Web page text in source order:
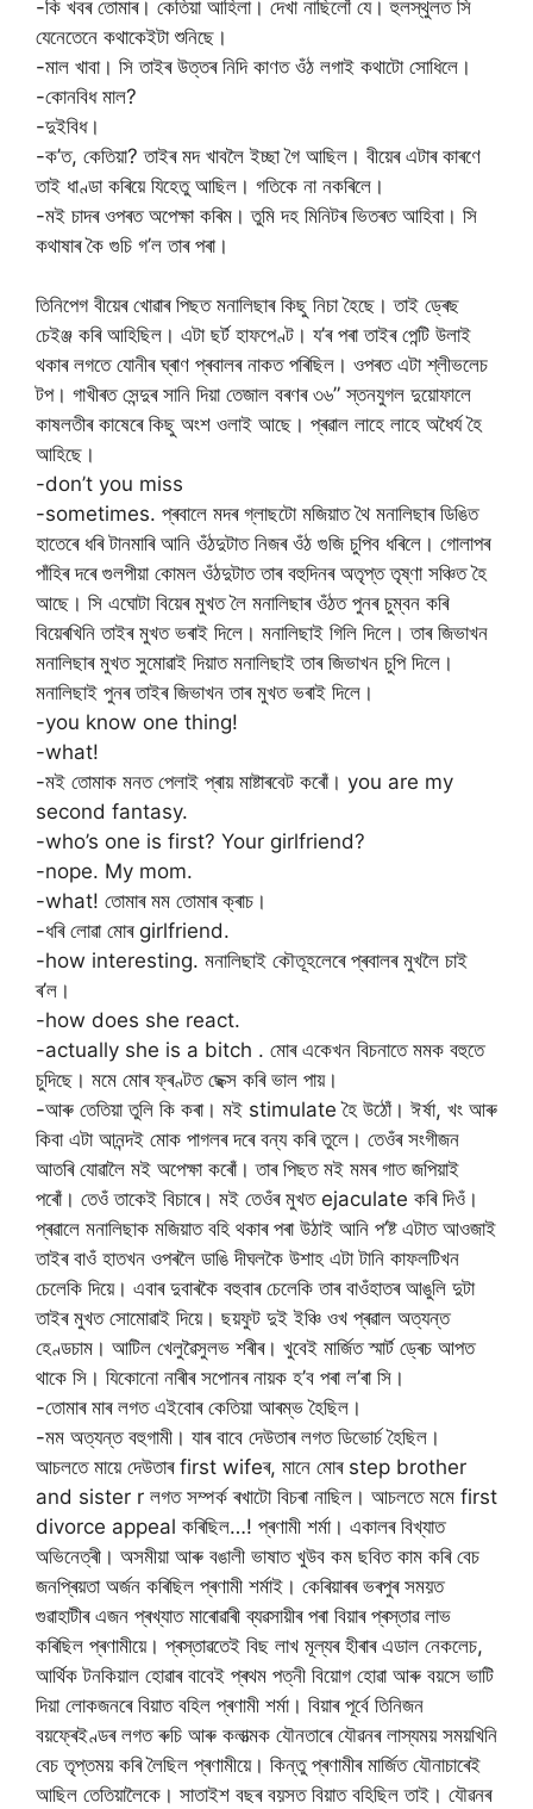
-কি খবৰ তোমাৰ। কেতিয়া আহিলা। দেখা নাছিলোঁ যে। হুলস্থুলত সি
যেনেতেনে কথাকেইটা শুনিছে।
-মাল খাবা। সি তাইৰ উত্তৰ নিদি কাণত ওঁঠ লগাই কথাটো সোধিলে।
-কোনবিধ মাল?
-দুইবিধ।
-ক’ত, কেতিয়া? তাইৰ মদ খাবলৈ ইচ্ছা গৈ আছিল। বীয়েৰ এটাৰ কাৰণে
তাই ধাণ্ডা কৰিয়ে যিহেতু আছিল। গতিকে না নকৰিলে।
-মই চাদৰ ওপৰত অপেক্ষা কৰিম। তুমি দহ মিনিটৰ ভিতৰত আহিবা। সি
কথাষাৰ কৈ গুচি গ’ল তাৰ পৰা।
তিনিপেগ বীয়েৰ খোৱাৰ পিছত মনালিছাৰ কিছু নিচা হৈছে। তাই ড্ৰেছ
চেইঞ্জ কৰি আহিছিল। এটা ছৰ্ট হাফপেণ্ট। য’ৰ পৰা তাইৰ পেন্টি উলাই
থকাৰ লগতে যোনীৰ ঘ্ৰাণ প্ৰবালৰ নাকত পৰিছিল। ওপৰত এটা শ্লীভলেচ
টপ। গাখীৰত সেন্দুৰ সানি দিয়া তেজাল বৰণৰ ৩৬” স্তনযুগল দুয়োফালে
কাষলতীৰ কাষেৰে কিছু অংশ ওলাই আছে। প্ৰৱাল লাহে লাহে অধৈৰ্য হৈ
আহিছে।
-don’t you miss
-sometimes. প্ৰবালে মদৰ গ্লাছটো মজিয়াত থৈ মনালিছাৰ ডিঙিত
হাতেৰে ধৰি টানমাৰি আনি ওঁঠদুটাত নিজৰ ওঁঠ গুজি চুপিব ধৰিলে। গোলাপৰ
পাঁহিৰ দৰে গুলপীয়া কোমল ওঁঠদুটাত তাৰ বহুদিনৰ অতৃপ্ত তৃষ্ণা সঞ্চিত হৈ
আছে। সি এঘোটা বিয়েৰ মুখত লৈ মনালিছাৰ ওঁঠত পুনৰ চুম্বন কৰি
বিয়েৰখিনি তাইৰ মুখত ভৰাই দিলে। মনালিছাই গিলি দিলে। তাৰ জিভাখন
মনালিছাৰ মুখত সুমোৱাই দিয়াত মনালিছাই তাৰ জিভাখন চুপি দিলে।
মনালিছাই পুনৰ তাইৰ জিভাখন তাৰ মুখত ভৰাই দিলে।
-you know one thing!
-what!
-মই তোমাক মনত পেলাই প্ৰায় মাষ্টাৰবেট কৰোঁ। you are my
second fantasy.
-who’s one is first? Your girlfriend?
-nope. My mom.
-what! তোমাৰ মম তোমাৰ ক্ৰাচ।
-ধৰি লোৱা মোৰ girlfriend.
-how interesting. মনালিছাই কৌতূহলেৰে প্ৰবালৰ মুখলৈ চাই
ৰ’ল।
-how does she react.
-actually she is a bitch . মোৰ একেখন বিচনাতে মমক বহুতে
চুদিছে। মমে মোৰ ফ্ৰণ্টত ছেক্স কৰি ভাল পায়।
-আৰু তেতিয়া তুলি কি কৰা। মই stimulate হৈ উঠোঁ। ঈৰ্ষা, খং আৰু
কিবা এটা আনন্দই মোক পাগলৰ দৰে বন্য কৰি তুলে। তেওঁৰ সংগীজন
আতৰি যোৱালৈ মই অপেক্ষা কৰোঁ। তাৰ পিছত মই মমৰ গাত জপিয়াই
পৰোঁ। তেওঁ তাকেই বিচাৰে। মই তেওঁৰ মুখত ejaculate কৰি দিওঁ।
প্ৰৱালে মনালিছাক মজিয়াত বহি থকাৰ পৰা উঠাই আনি প’ষ্ট এটাত আওজাই
তাইৰ বাওঁ হাতখন ওপৰলৈ ডাঙি দীঘলকৈ উশাহ এটা টানি কাফলটিখন
চেলেকি দিয়ে। এবাৰ দুবাৰকৈ বহুবাৰ চেলেকি তাৰ বাওঁহাতৰ আঙুলি দুটা
তাইৰ মুখত সোমোৱাই দিয়ে। ছয়ফুট দুই ইঞ্চি ওখ প্ৰৱাল অত্যন্ত
হেণ্ডচাম। আটিল খেলুৱৈসুলভ শৰীৰ। খুবেই মাৰ্জিত স্মাৰ্ট ড্ৰেচ আপত
থাকে সি। যিকোনো নাৰীৰ সপোনৰ নায়ক হ’ব পৰা ল’ৰা সি।
-তোমাৰ মাৰ লগত এইবোৰ কেতিয়া আৰম্ভ হৈছিল।
-মম অত্যন্ত বহুগামী। যাৰ বাবে দেউতাৰ লগত ডিভোৰ্চ হৈছিল।
আচলতে মায়ে দেউতাৰ first wifeৰ, মানে মোৰ step brother
and sister r লগত সম্পৰ্ক ৰখাটো বিচৰা নাছিল। আচলতে মমে first
divorce appeal কৰিছিল…! প্ৰণামী শৰ্মা। একালৰ বিখ্যাত
অভিনেত্ৰী। অসমীয়া আৰু বঙালী ভাষাত খুউব কম ছবিত কাম কৰি বেচ
জনপ্ৰিয়তা অৰ্জন কৰিছিল প্ৰণামী শৰ্মাই। কেৰিয়াৰৰ ভৰপুৰ সময়ত
গুৱাহাটীৰ এজন প্ৰখ্যাত মাৰোৱাৰী ব্যৱসায়ীৰ পৰা বিয়াৰ প্ৰস্তাৱ লাভ
কৰিছিল প্ৰণামীয়ে। প্ৰস্তাৱতেই বিছ লাখ মূল্যৰ হীৰাৰ এডাল নেকলেচ,
আৰ্থিক টনকিয়াল হোৱাৰ বাবেই প্ৰথম পত্নী বিয়োগ হোৱা আৰু বয়সে ভাটি
দিয়া লোকজনৰে বিয়াত বহিল প্ৰণামী শৰ্মা। বিয়াৰ পূৰ্বে তিনিজন
বয়ফ্ৰেইণ্ডৰ লগত ৰুচি আৰু কলাত্মক যৌনতাৰে যৌৱনৰ লাস্যময় সময়খিনি
বেচ তৃপ্তময় কৰি লৈছিল প্ৰণামীয়ে। কিন্তু প্ৰণামীৰ মাৰ্জিত যৌনাচাৰেই
আছিল তেতিয়ালৈকে। সাতাইশ বছৰ বয়সত বিয়াত বহিছিল তাই। যৌৱনৰ